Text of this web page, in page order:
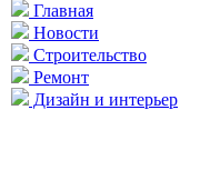
Главная
Новости
Строительство
Ремонт
Дизайн и интерьер